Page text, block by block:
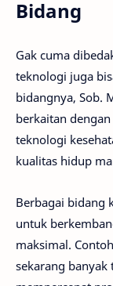
Bidang
Gak cuma
teknologi juga
bidangnya, Sob.
berkaitan
teknologi
kualitas hidup
Berbagai bidang
untuk
maksimal.
sekarang